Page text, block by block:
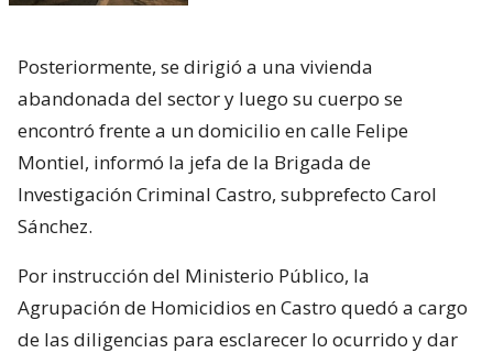
Posteriormente, se dirigió a una vivienda
abandonada del sector y luego su cuerpo se
encontró frente a un domicilio en calle Felipe
Montiel, informó la jefa de la Brigada de
Investigación Criminal Castro, subprefecto Carol
Sánchez.
Por instrucción del Ministerio Público, la
Agrupación de Homicidios en Castro quedó a cargo
de las diligencias para esclarecer lo ocurrido y dar